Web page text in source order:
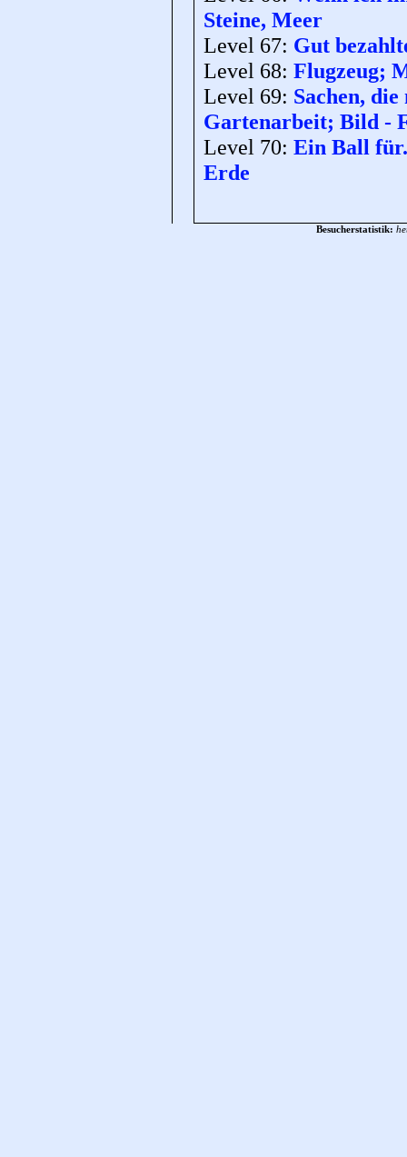
Steine, Meer
Level 67: Gut
Level 68: Flugzeug;
Level 69: Sachen,
Gartenarbeit; Bild -
Level 70: Ein Ball
Erde
Besucherstatistik: